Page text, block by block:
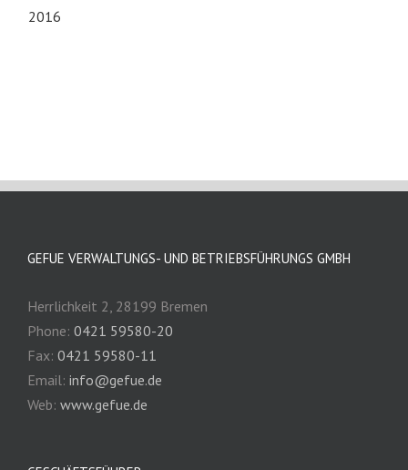
2016
GEFUE VERWALTUNGS- UND BETRIEBSFÜHRUNGS GMBH
Herrlichkeit 2, 28199 Bremen
Phone: 0421 59580-20
Fax: 0421 59580-11
Email: info@gefue.de
Web: www.gefue.de